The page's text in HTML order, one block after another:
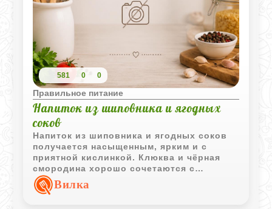
581 0 0
Правильное питание
Напиток из шиповника и ягодных
соков
Напиток из шиповника и ягодных соков
получается насыщенным, ярким и с
приятной кислинкой. Клюква и чёрная
смородина хорошо сочетаются с
ароматным отваром шиповника.
Вилка